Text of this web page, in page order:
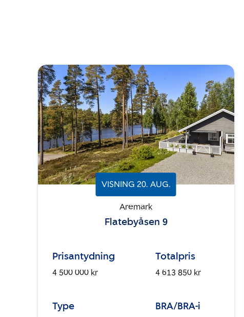
VISNING 20. AUG.
Aremark
Flatebyåsen 9
Prisantydning
4 500 000 kr
Totalpris
4 613 850 kr
Type BRA/BRA-i